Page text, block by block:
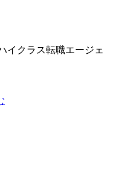
イクラス転職エージェ